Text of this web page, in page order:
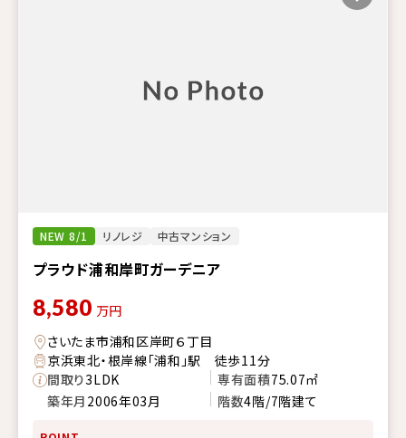
NEW 8/1 リノレジ 中古マンション
プラウド浦和岸町ガーデニア
8,580 万円
さいたま市浦和区岸町６丁目
京浜東北・根岸線「浦和」駅 徒歩11分
間取り3LDK 専有面積75.07㎡
築年月 2006年03月 階数4階/7階建て